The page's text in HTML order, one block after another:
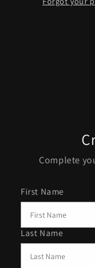
Complete
First Name
Last Name